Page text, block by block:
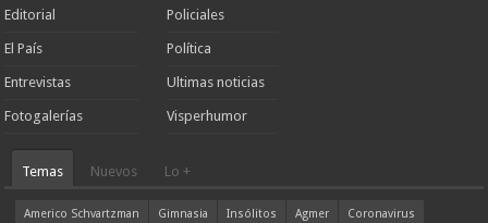
Editorial
El País
Entrevistas
Fotogalerías
Policiales
Política
Ultimas noticias
Visperhumor
Temas Nuevos Lo +
Americo Schvartzman Gimnasia Insólitos Agmer
Coronavirus